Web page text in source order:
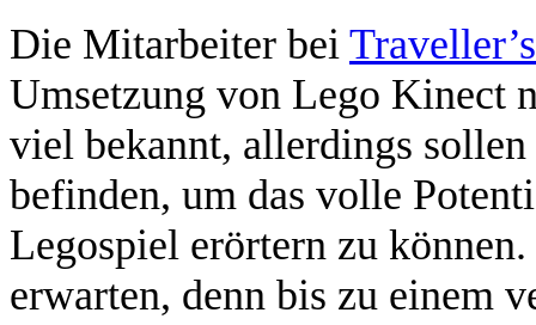
Die Mitarbeiter bei
Umsetzung von Lego Kinect
viel bekannt, allerdings sollen
befinden, um das volle
Legospiel erörtern zu
erwarten, denn bis zu einem